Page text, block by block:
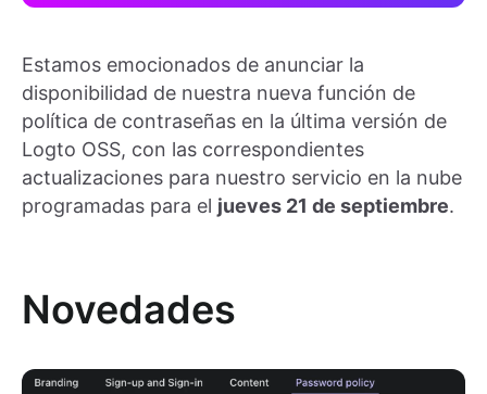
Estamos emocionados de anunciar la
disponibilidad de nuestra nueva función de
política de contraseñas en la última versión de
Logto OSS, con las correspondientes
actualizaciones para nuestro servicio en la nube
programadas para el jueves 21 de septiembre.
Novedades